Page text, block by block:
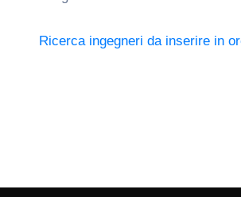
Ricerca ingegneri da inserire in